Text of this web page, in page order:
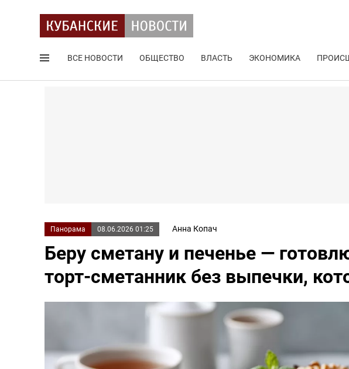
ВСЕ НОВОСТИ ОБЩЕСТВО ВЛАСТЬ ЭКОНОМИКА
Панорама 08.06.2026 01:25 Анна Копач
Беру сметану и печенье —
торт-сметанник без выпечки,